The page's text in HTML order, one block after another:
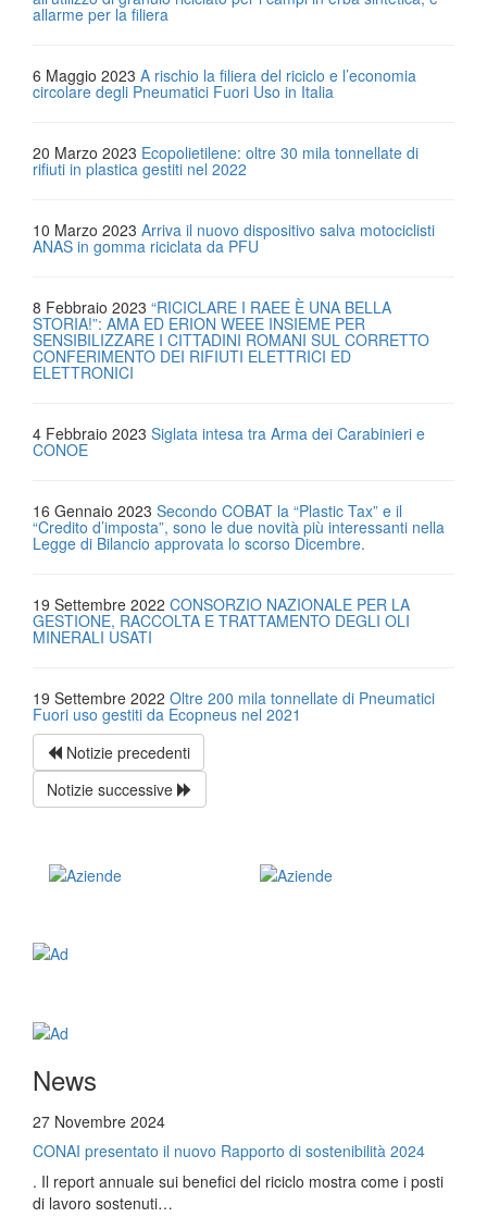
allarme per la filiera
6 Maggio 2023 A rischio la filiera del riciclo e l’economia
circolare degli Pneumatici Fuori Uso in Italia
20 Marzo 2023 Ecopolietilene: oltre 30 mila tonnellate di
rifiuti in plastica gestiti nel 2022
10 Marzo 2023 Arriva il nuovo dispositivo salva motociclisti
ANAS in gomma riciclata da PFU
8 Febbraio 2023 “RICICLARE I RAEE È UNA BELLA
STORIA!”: AMA ED ERION WEEE INSIEME PER
SENSIBILIZZARE I CITTADINI ROMANI SUL CORRETTO
CONFERIMENTO DEI RIFIUTI ELETTRICI ED
ELETTRONICI
4 Febbraio 2023 Siglata intesa tra Arma dei Carabinieri e
CONOE
16 Gennaio 2023 Secondo COBAT la “Plastic Tax” e il
“Credito d’imposta”, sono le due novità più interessanti nella
Legge di Bilancio approvata lo scorso Dicembre.
19 Settembre 2022 CONSORZIO NAZIONALE PER LA
GESTIONE, RACCOLTA E TRATTAMENTO DEGLI OLI
MINERALI USATI
19 Settembre 2022 Oltre 200 mila tonnellate di Pneumatici
Fuori uso gestiti da Ecopneus nel 2021
Notizie precedenti
Notizie successive
News
27 Novembre 2024
CONAI presentato il nuovo Rapporto di sostenibilità 2024
. Il report annuale sui benefici del riciclo mostra come i posti
di lavoro sostenuti…